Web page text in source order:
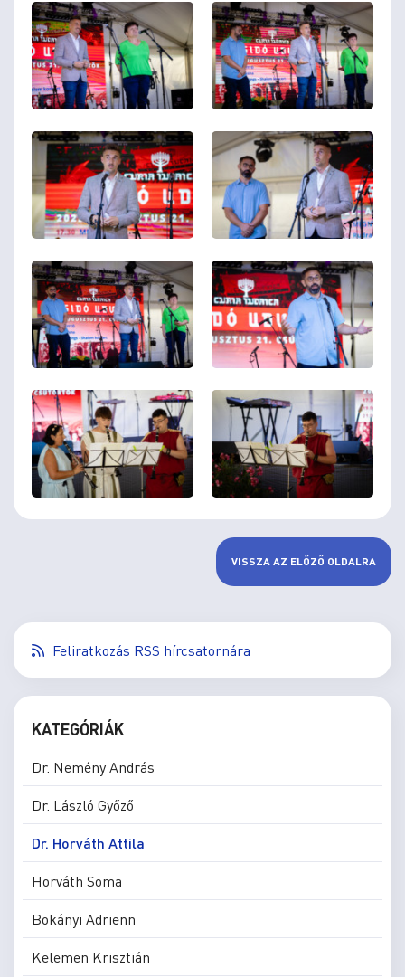
VISSZA AZ ELŐZŐ OLDALRA
Feliratkozás RSS hírcsatornára
KATEGÓRIÁK
Dr. Nemény András
Dr. László Győző
Dr. Horváth Attila
Horváth Soma
Bokányi Adrienn
Kelemen Krisztián